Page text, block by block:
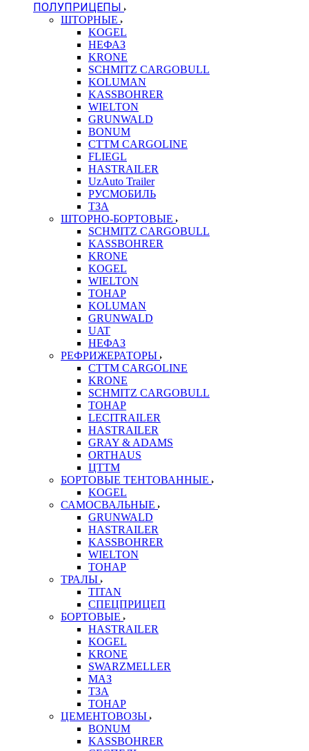
ПОЛУПРИЦЕПЫ
ШТОРНЫЕ
KOGEL
НЕФАЗ
KRONE
SCHMITZ CARGOBULL
KOLUMAN
KASSBOHRER
WIELTON
GRUNWALD
BONUM
CTTM CARGOLINE
FLIEGL
HASTRAILER
UzAuto Trailer
РУСМОБИЛЬ
ТЗА
ШТОРНО-БОРТОВЫЕ
SCHMITZ CARGOBULL
KASSBOHRER
KRONE
KOGEL
WIELTON
ТОНАР
KOLUMAN
GRUNWALD
UAT
НЕФАЗ
РЕФРИЖЕРАТОРЫ
CTTM CARGOLINE
KRONE
SCHMITZ CARGOBULL
ТОНАР
LECITRAILER
HASTRAILER
GRAY & ADAMS
ORTHAUS
ЦТТМ
БОРТОВЫЕ ТЕНТОВАННЫЕ
KOGEL
САМОСВАЛЬНЫЕ
GRUNWALD
HASTRAILER
KASSBOHRER
WIELTON
ТОНАР
ТРАЛЫ
TITAN
СПЕЦПРИЦЕП
БОРТОВЫЕ
HASTRAILER
KOGEL
KRONE
SWARZMELLER
МАЗ
ТЗА
ТОНАР
ЦЕМЕНТОВОЗЫ
BONUM
KASSBOHRER